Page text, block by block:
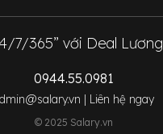
7/365” với Deal Lương
0944.55.0981
| Liên hệ ngay
© 2025 Salary.vn